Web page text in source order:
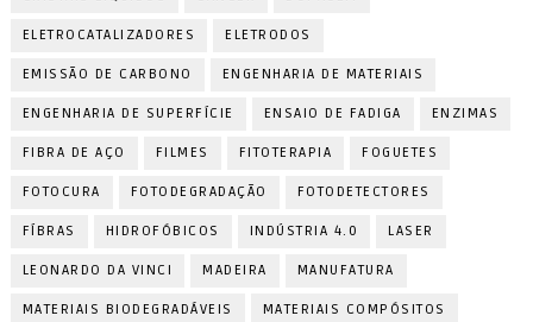
ELETROCATALIZADORES ELETRODOS
EMISSÃO DE CARBONO ENGENHARIA DE MATERIAIS
ENGENHARIA DE SUPERFÍCIE ENSAIO DE FADIGA ENZIMAS
FIBRA DE AÇO FILMES FITOTERAPIA FOGUETES
FOTOCURA FOTODEGRADAÇÃO FOTODETECTORES
FÍBRAS HIDROFÓBICOS INDÚSTRIA 4.0 LASER
LEONARDO DA VINCI MADEIRA MANUFATURA
MATERIAIS BIODEGRADÁVEIS MATERIAIS COMPÓSITOS